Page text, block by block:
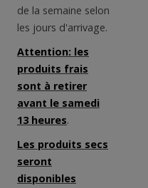
de la semaine selon
les jours d'arrivage.
Attention: les
produits frais
sont à retirer
avant le samedi
13 heures.
Les produits secs
seront
disponibles